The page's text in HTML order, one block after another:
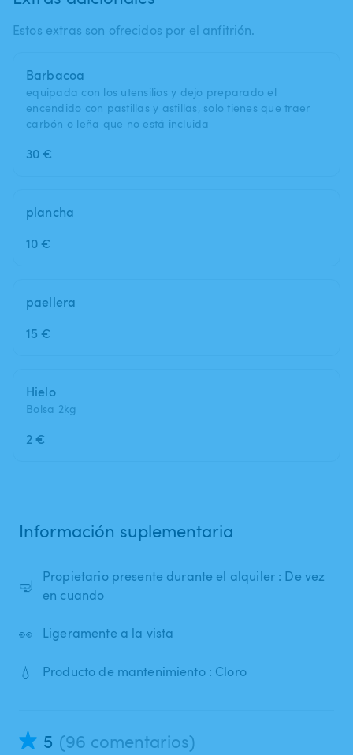
Estos extras son ofrecidos por el anfitrión.
Barbacoa
equipada con los utensilios y dejo preparado el
encendido con pastillas y astillas, solo tienes que traer
carbón o leña que no está incluida
30 €
plancha
10 €
paellera
15 €
Hielo
Bolsa 2kg
2 €
Información suplementaria
🤿
Propietario presente durante el alquiler : De vez
en cuando
👀 Ligeramente a la vista
💧 Producto de mantenimiento : Cloro
5 (96 comentarios)